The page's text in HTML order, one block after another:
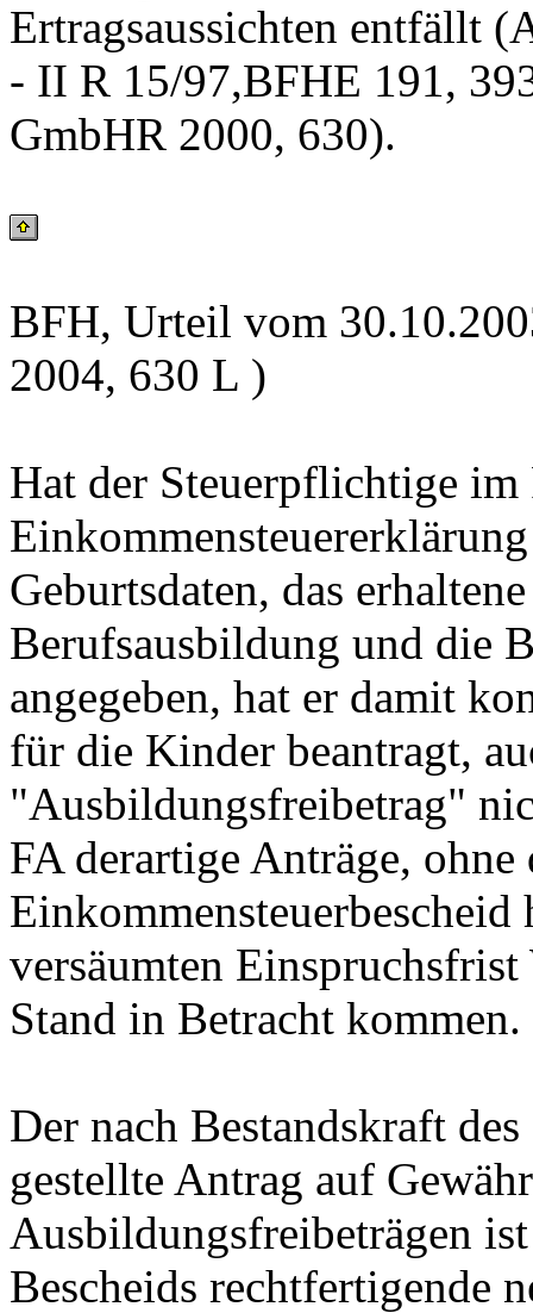
Ertragsaussichten entfällt
- II R 15/97,BFHE 191,
GmbHR 2000, 630).
BFH, Urteil vom
2004, 630 L )
Hat der Steuerpflichtige
Geburtsdaten, das
Berufsausbildung und die
angegeben, hat er damit
für die Kinder beantragt,
"Ausbildungsfreibetrag"
FA derartige Anträge, ohne
versäumten
Stand in Betracht kommen.
Der nach Bestandskraft
gestellte Antrag auf
Ausbildungsfreibeträgen
Bescheids rechtfertigende